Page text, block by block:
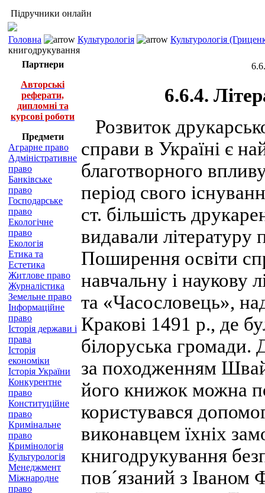
Підручники онлайн
Головна Культурологія
Культурологія
книгодрукування
Партнери
Авторські
реферати,
дипломні та
курсові роботи
Предмети
Аграрне право
Адміністративне
право
Банківське
право
Господарське
право
Екологічне
право
Екологія
Етика та
Естетика
Житлове право
Журналістика
Земельне право
Інформаційне
право
Історія держави і
права
Історія
економіки
Історія України
Конкурентне
право
Конституційне
право
Кримінальне
право
Кримінологія
Культурологія
Менеджмент
Міжнародне
право
6.6.4.
Розвиток
справи в Україні є
благотворного
період свого
ст. більшість
видавали літературу
Поширення освіти
навчальну і наукову
та «Часословець»,
Кракові 1491 p., де
білоруська
за походженням
його книжок можна
користувався
виконавцем їхніх
книгодрукування
пов´язаний з Іваном